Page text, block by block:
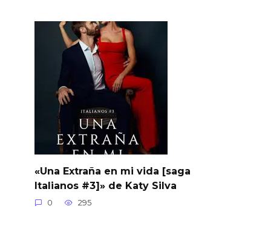
«Una Extraña en mi vida [saga
Italianos #3]» de Katy Silva
0 295